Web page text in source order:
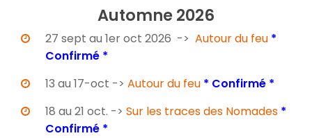
Automne 2026
27 sept au 1er oct 2026 -> Autour du feu *
Confirmé *
13 au 17-oct -> Autour du feu * Confirmé *
18 au 21 oct. -> Sur les traces des Nomades *
Confirmé *